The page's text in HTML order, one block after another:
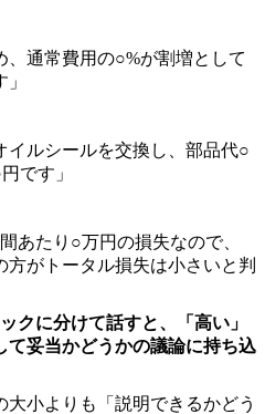
、通常費用の○%が割増として
イルシールを交換し、部品代○
です」
あたり○万円の損失なので、
方がトータル損失は小さいと判
クに分けて話すと、「高い」
て妥当かどうかの議論に持ち込
小よりも「説明できるかどう